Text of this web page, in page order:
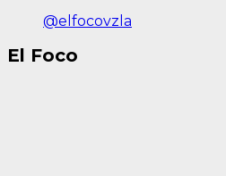
@elfocovzla
El Foco